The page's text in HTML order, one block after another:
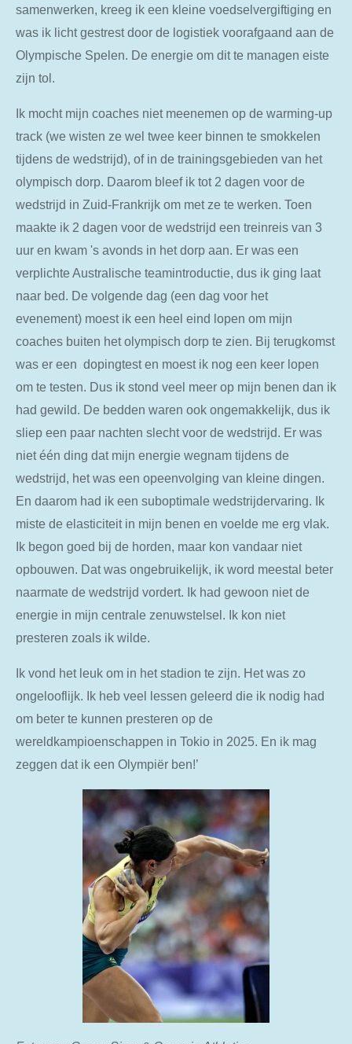
samenwerken, kreeg ik een kleine voedselvergiftiging en
was ik licht gestrest door de logistiek voorafgaand aan de
Olympische Spelen. De energie om dit te managen eiste
zijn tol.
Ik mocht mijn coaches niet meenemen op de warming-up
track (we wisten ze wel twee keer binnen te smokkelen
tijdens de wedstrijd), of in de trainingsgebieden van het
olympisch dorp. Daarom bleef ik tot 2 dagen voor de
wedstrijd in Zuid-Frankrijk om met ze te werken. Toen
maakte ik 2 dagen voor de wedstrijd een treinreis van 3
uur en kwam 's avonds in het dorp aan. Er was een
verplichte Australische teamintroductie, dus ik ging laat
naar bed. De volgende dag (een dag voor het
evenement) moest ik een heel eind lopen om mijn
coaches buiten het olympisch dorp te zien. Bij terugkomst
was er een dopingtest en moest ik nog een keer lopen
om te testen. Dus ik stond veel meer op mijn benen dan ik
had gewild. De bedden waren ook ongemakkelijk, dus ik
sliep een paar nachten slecht voor de wedstrijd. Er was
niet één ding dat mijn energie wegnam tijdens de
wedstrijd, het was een opeenvolging van kleine dingen.
En daarom had ik een suboptimale wedstrijdervaring. Ik
miste de elasticiteit in mijn benen en voelde me erg vlak.
Ik begon goed bij de horden, maar kon vandaar niet
opbouwen. Dat was ongebruikelijk, ik word meestal beter
naarmate de wedstrijd vordert. Ik had gewoon niet de
energie in mijn centrale zenuwstelsel. Ik kon niet
presteren zoals ik wilde.
Ik vond het leuk om in het stadion te zijn. Het was zo
ongelooflijk. Ik heb veel lessen geleerd die ik nodig had
om beter te kunnen presteren op de
wereldkampioenschappen in Tokio in 2025. En ik mag
zeggen dat ik een Olympiër ben!’